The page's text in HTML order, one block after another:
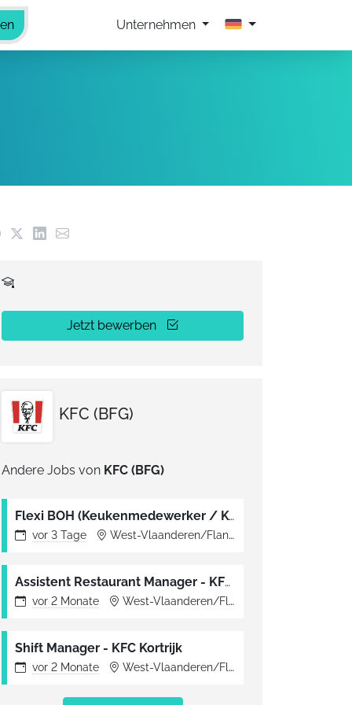
Unternehmen
Jetzt bewerben
KFC (BFG)
Andere Jobs von KFC (BFG)
Flexi BOH (Keukenmedewerker / Kok)
vor 3 Tage West-Vlaanderen/Flandre occidentale, Belgien
Assistent Restaurant Manager - KFCKortrijk
vor 2 Monate West-Vlaanderen/Flandre occidentale, Belgien
Shift Manager - KFC Kortrijk
vor 2 Monate West-Vlaanderen/Flandre occidentale, Belgien